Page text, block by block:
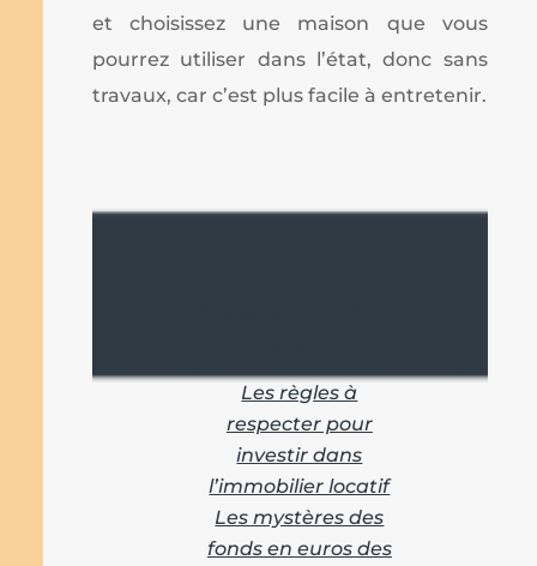
et choisissez une maison que vous
pourrez utiliser dans l’état, donc sans
travaux, car c’est plus facile à entretenir.
Les règles à
respecter pour
investir dans
l’immobilier locatif
Les mystères des
fonds en euros des